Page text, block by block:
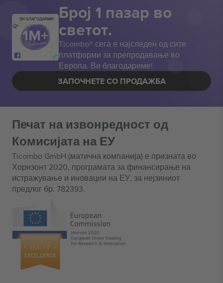
ВИ БЛАГОДАРАМ! Број 1 пазар во
светот.
Ticombo® сега е најследен од сите
платформи за препродавање во
Европа. Ви благодариме!
ЗАПОЧНЕТЕ СО ПРОДАЖБА
Печат на извонредност од
Комисијата на ЕУ
Ticombo GmbH (матична компанија) е призната во
Хоризонт 2020, програмата за финансирање на
истражување и иновации на ЕУ, за нејзиниот
предлог бр. 782393.